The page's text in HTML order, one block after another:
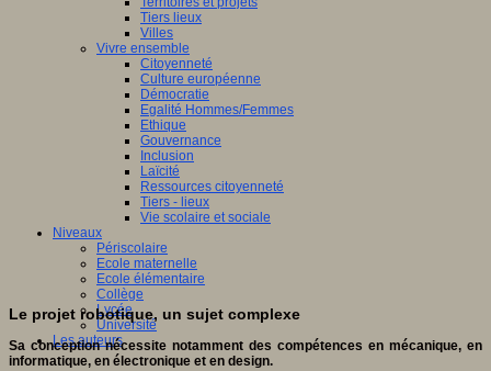
Tiers lieux
Villes
Vivre ensemble
Citoyenneté
Culture européenne
Démocratie
Egalité Hommes/Femmes
Ethique
Gouvernance
Inclusion
Laïcité
Ressources citoyenneté
Tiers - lieux
Vie scolaire et sociale
Niveaux
Périscolaire
Ecole maternelle
Ecole élémentaire
Collège
Lycée
Université
Les auteurs
Le projet robotique, un sujet complexe
Sa conception nécessite notamment des compétences en mécanique, en
informatique, en électronique et en design.